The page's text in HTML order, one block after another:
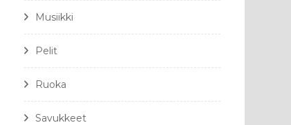
Musiikki
Pelit
Ruoka
Savukkeet